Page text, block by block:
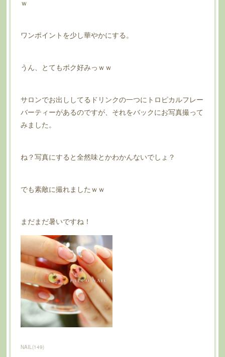
ｗ
ワンポイントを少し華やかにする。
うん、とてもボク好みっｗｗ
サロンでお出ししてるドリンクの一つにトロピカルフレー
バーティーがあるのですが、それをバックにお写真撮って
みました。
ね？写真にすると全然味とかわかんないでしょ？
でも素敵に撮れましたｗｗ
まだまだ暑いですね！
NAIL(149)